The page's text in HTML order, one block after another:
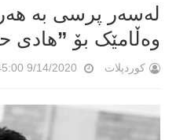
لەسەر پرسی بە
وەڵامێک بۆ ”هادی
کوردپلات 9/14/2020 10:45:00 م